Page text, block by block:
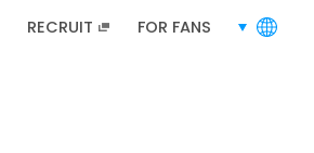
RECRUIT FOR FANS languages